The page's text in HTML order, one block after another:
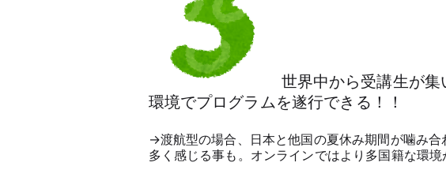
世界中から受講生が
環境でプログラムを遂行できる！！
→渡航型の場合、日本と他国の夏休み期間が噛み
多く感じる事も。オンラインではより多国籍な環境